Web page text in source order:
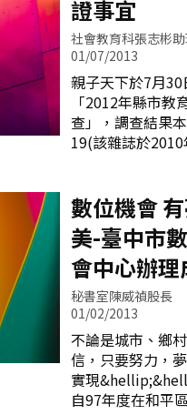
理念，最為具體與
了提供高齡學習與
服務的互動平台，
者的正當休閒活動
活成果。臺中市
局、 臺中市政府衛
陽科技大學銀髮
以及中華民國成
會」，教育部為指
補助單位，本市樂
心
以體育季形式呈現
及化、趣味化之競
理，共計包含籃球
樂樂棒球)、新式
徑、桌球、羽毛球
育(含跳繩)、足
球)、巧固球、排
拔河、跆拳、手球
聯盟每隊補助參賽
幣1000元，期望
學「運動聯盟」推
生終身運動之習
證事宜
社會教育科張志彬
01/07/2013
親子天下於7月30
「2012年縣市教
查」，調查結果
19(該雜誌於2010
殿後，名列第24)
讀力排名」第13名
理想。新任教育局
上任非常重視深根
望推動「閱讀典範
「閱讀典範教師」
享，落實各級學校
教育。未來本局
研討各區公共圖
化」的可行性，
小學合作辦理閱
數位機會 有夢最
美-臺中市
會中心辦理
秘書室陳威禎股長
01/02/2013
不論是城市、鄉
信，只要努力，
實現
自97年度在和平